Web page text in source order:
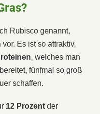
Rubisco genannt,
Es ist so attraktiv,
, welches man
fünfmal so groß
schaffen.
12 Prozent der